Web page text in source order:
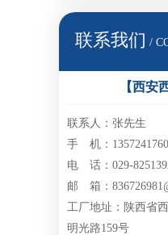
联系我们 /
【西安
联系人：张先生
手 机：
电 话：029-
邮 箱：
工厂地址：陕西省
明光路159号